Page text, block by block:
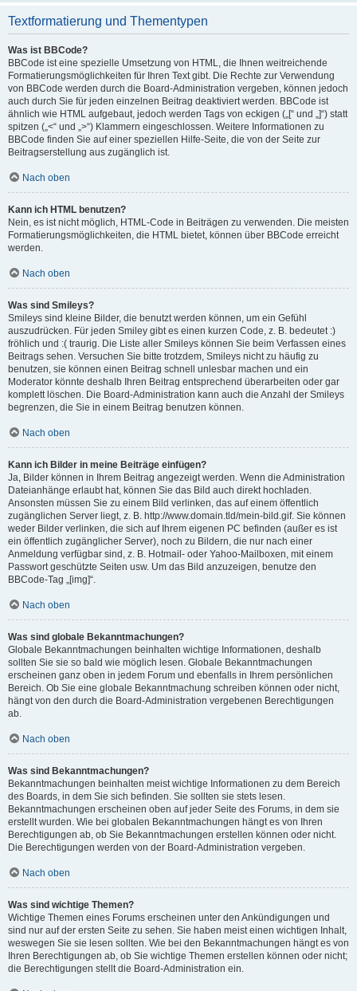
Textformatierung und Thementypen
Was ist BBCode?
BBCode ist eine spezielle Umsetzung von HTML, die Ihnen weitreichende
Formatierungsmöglichkeiten für Ihren Text gibt. Die Rechte zur Verwendung
von BBCode werden durch die Board-Administration vergeben, können jedoch
auch durch Sie für jeden einzelnen Beitrag deaktiviert werden. BBCode ist
ähnlich wie HTML aufgebaut, jedoch werden Tags von eckigen („[“ und „]“) statt
spitzen („<“ und „>“) Klammern eingeschlossen. Weitere Informationen zu
BBCode finden Sie auf einer speziellen Hilfe-Seite, die von der Seite zur
Beitragserstellung aus zugänglich ist.
Nach oben
Kann ich HTML benutzen?
Nein, es ist nicht möglich, HTML-Code in Beiträgen zu verwenden. Die meisten
Formatierungsmöglichkeiten, die HTML bietet, können über BBCode erreicht
werden.
Nach oben
Was sind Smileys?
Smileys sind kleine Bilder, die benutzt werden können, um ein Gefühl
auszudrücken. Für jeden Smiley gibt es einen kurzen Code, z. B. bedeutet :)
fröhlich und :( traurig. Die Liste aller Smileys können Sie beim Verfassen eines
Beitrags sehen. Versuchen Sie bitte trotzdem, Smileys nicht zu häufig zu
benutzen, sie können einen Beitrag schnell unlesbar machen und ein
Moderator könnte deshalb Ihren Beitrag entsprechend überarbeiten oder gar
komplett löschen. Die Board-Administration kann auch die Anzahl der Smileys
begrenzen, die Sie in einem Beitrag benutzen können.
Nach oben
Kann ich Bilder in meine Beiträge einfügen?
Ja, Bilder können in Ihrem Beitrag angezeigt werden. Wenn die Administration
Dateianhänge erlaubt hat, können Sie das Bild auch direkt hochladen.
Ansonsten müssen Sie zu einem Bild verlinken, das auf einem öffentlich
zugänglichen Server liegt, z. B. http://www.domain.tld/mein-bild.gif. Sie können
weder Bilder verlinken, die sich auf Ihrem eigenen PC befinden (außer es ist
ein öffentlich zugänglicher Server), noch zu Bildern, die nur nach einer
Anmeldung verfügbar sind, z. B. Hotmail- oder Yahoo-Mailboxen, mit einem
Passwort geschützte Seiten usw. Um das Bild anzuzeigen, benutze den
BBCode-Tag „[img]“.
Nach oben
Was sind globale Bekanntmachungen?
Globale Bekanntmachungen beinhalten wichtige Informationen, deshalb
sollten Sie sie so bald wie möglich lesen. Globale Bekanntmachungen
erscheinen ganz oben in jedem Forum und ebenfalls in Ihrem persönlichen
Bereich. Ob Sie eine globale Bekanntmachung schreiben können oder nicht,
hängt von den durch die Board-Administration vergebenen Berechtigungen
ab.
Nach oben
Was sind Bekanntmachungen?
Bekanntmachungen beinhalten meist wichtige Informationen zu dem Bereich
des Boards, in dem Sie sich befinden. Sie sollten sie stets lesen.
Bekanntmachungen erscheinen oben auf jeder Seite des Forums, in dem sie
erstellt wurden. Wie bei globalen Bekanntmachungen hängt es von Ihren
Berechtigungen ab, ob Sie Bekanntmachungen erstellen können oder nicht.
Die Berechtigungen werden von der Board-Administration vergeben.
Nach oben
Was sind wichtige Themen?
Wichtige Themen eines Forums erscheinen unter den Ankündigungen und
sind nur auf der ersten Seite zu sehen. Sie haben meist einen wichtigen Inhalt,
weswegen Sie sie lesen sollten. Wie bei den Bekanntmachungen hängt es von
Ihren Berechtigungen ab, ob Sie wichtige Themen erstellen können oder nicht;
die Berechtigungen stellt die Board-Administration ein.